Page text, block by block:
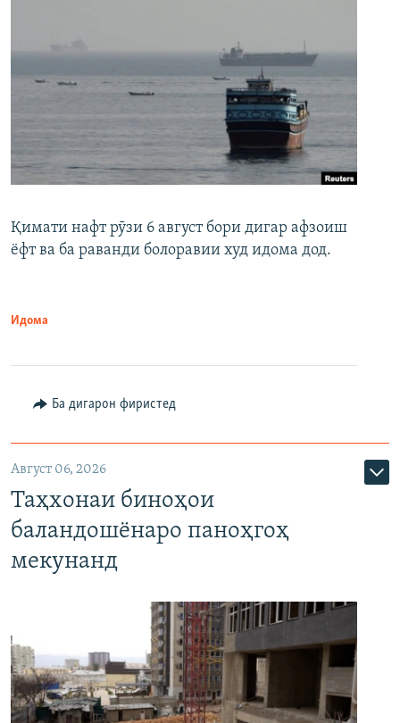
Қимати нафт рӯзи 6 август бори дигар афзоиш
ёфт ва ба раванди болоравии худ идома дод.
Идома
Ба дигарон фиристед
Август 06, 2026
Таҳхонаи биноҳои
баландошёнаро паноҳгоҳ
мекунанд